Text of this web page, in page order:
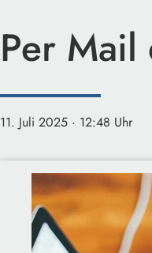
Per Mail
11. Juli 2025 · 12:48 Uhr